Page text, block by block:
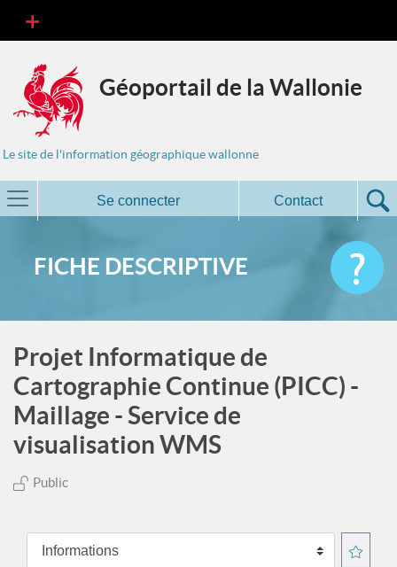
Géoportail de la Wallonie
Le site de l'information géographique wallonne
Se connecter Contact
FICHE DESCRIPTIVE
Projet Informatique de
Cartographie Continue (PICC) -
Maillage - Service de
visualisation WMS
Public